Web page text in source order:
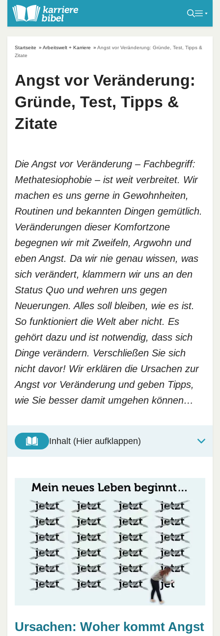
Startseite » Arbeitswelt + Karriere » Angst vor Veränderung: Gründe, Test, Tipps &
Zitate
Angst vor Veränderung:
Gründe, Test, Tipps &
Zitate
Die Angst vor Veränderung – Fachbegriff:
Methatesiophobie – ist weit verbreitet. Wir
machen es uns gerne in Gewohnheiten,
Routinen und bekannten Dingen gemütlich.
Veränderungen dieser Komfortzone
begegnen wir mit Zweifeln, Argwohn und
eben Angst. Da wir nie genau wissen, was
sich verändert, klammern wir uns an den
Status Quo und wehren uns gegen
Neuerungen. Alles soll bleiben, wie es ist.
So funktioniert die Welt aber nicht. Es
gehört dazu und ist notwendig, dass sich
Dinge verändern. Verschließen Sie sich
nicht davor! Wir erklären die Ursachen zur
Angst vor Veränderung und geben Tipps,
wie Sie besser damit umgehen können…
Inhalt (Hier aufklappen)
Ursachen: Woher kommt Angst